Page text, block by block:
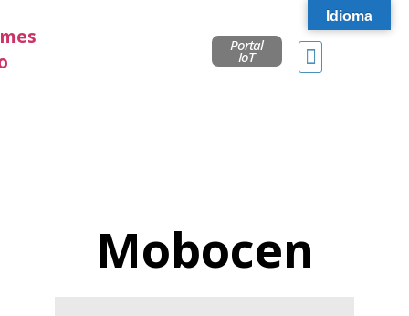
Portal
IoT
Mobocen
Idioma